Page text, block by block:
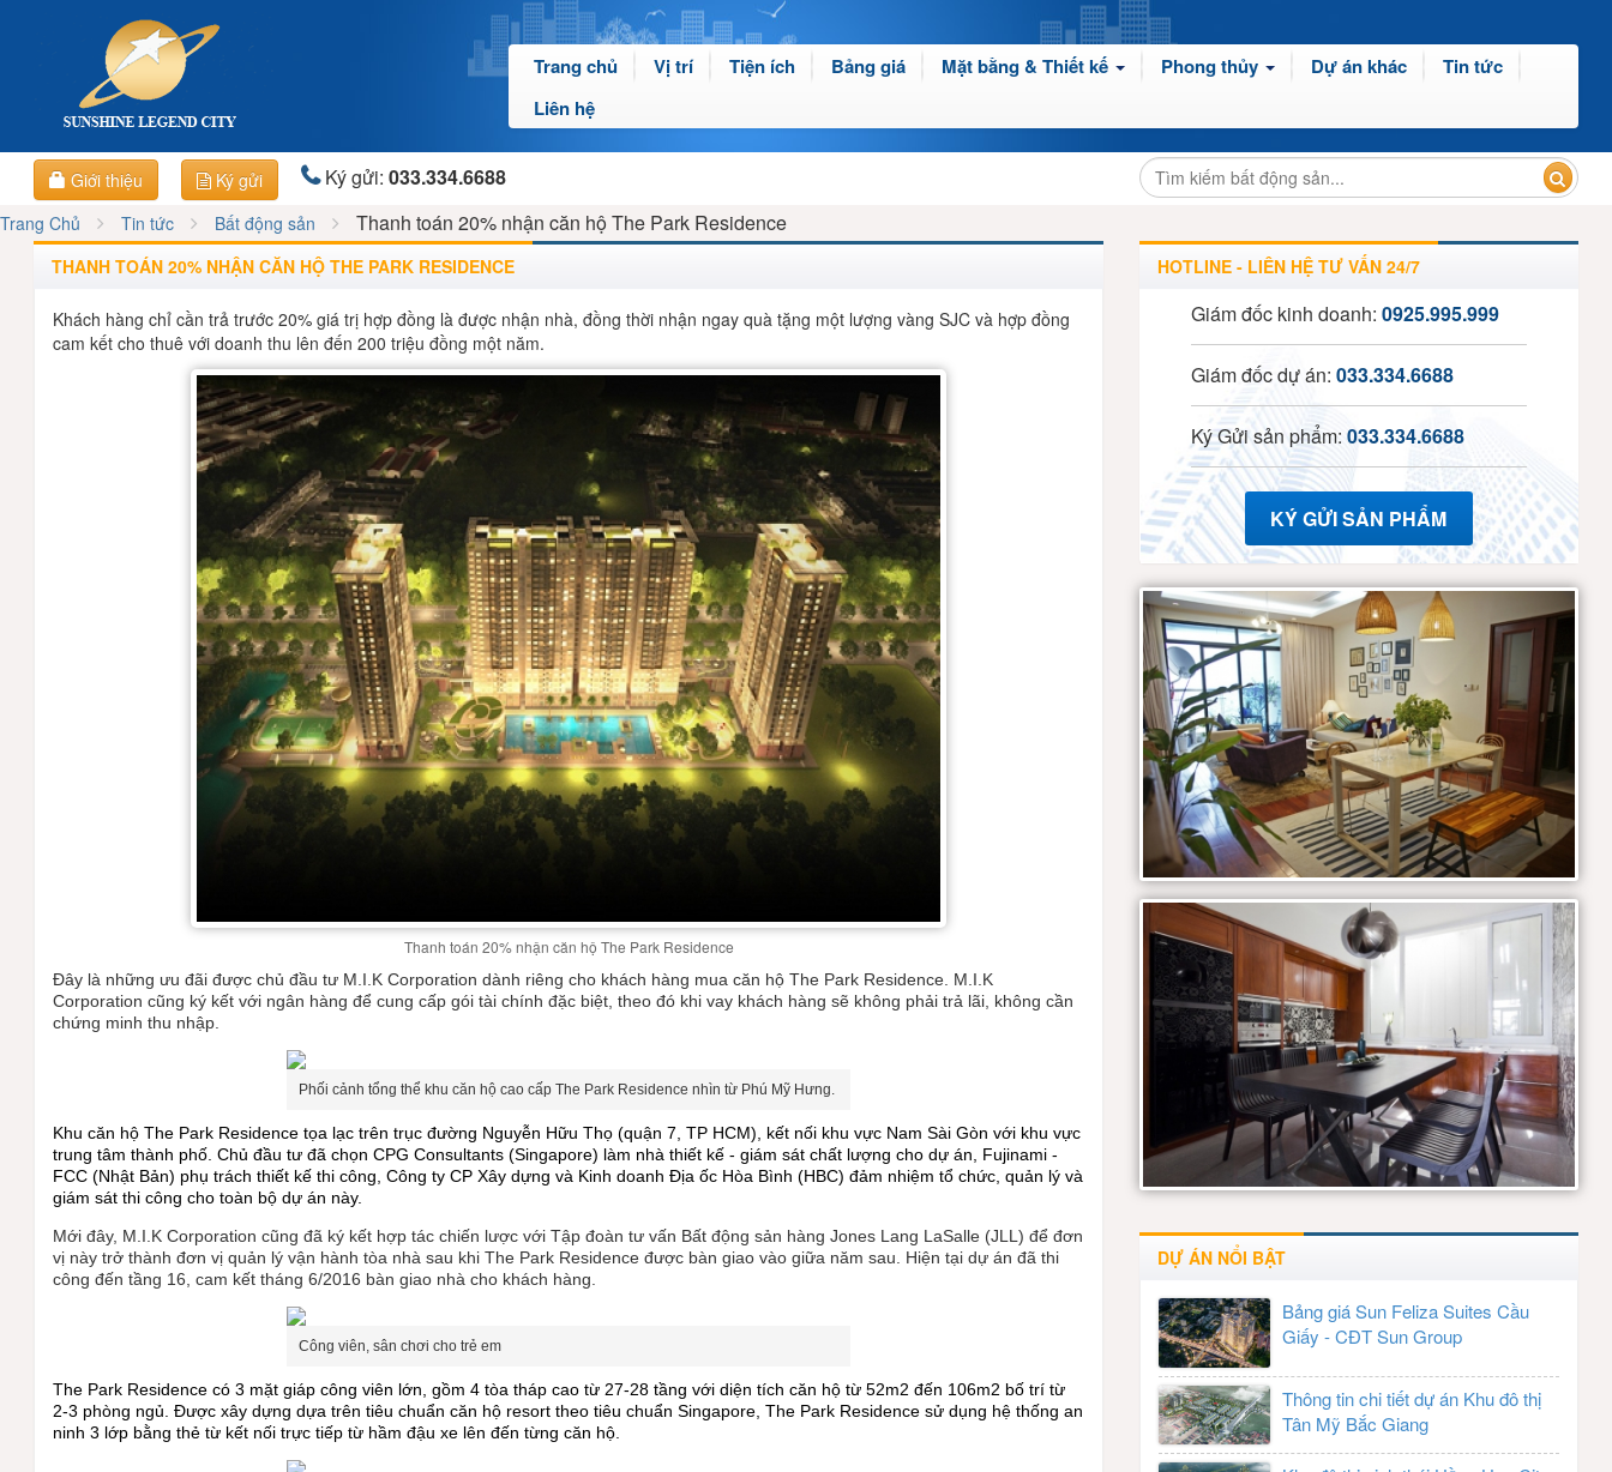
Trang chủ Vị trí Tiện ích Bảng giá Mặt bằng & Thiết kế Phong thủy Dự án khác
Tin tức
Liên hệ
Giới thiệu Ký gửi Ký gửi:033.334.6688
Trang Chủ Tin tức Bất động sản Thanh toán 20% nhận căn hộ The Park Residence
THANH TOÁN 20% NHẬN CĂN HỘ THE PARK RESIDENCE
Khách hàng chỉ cần trả trước 20% giá trị hợp đồng là được nhận nhà, đồng thời nhận ngay quà tặng một lượng vàng SJC và hợp đồng
cam kết cho thuê với doanh thu lên đến 200 triệu đồng một năm.
Thanh toán 20% nhận căn hộ The Park Residence
Đây là những ưu đãi được chủ đầu tư M.I.K Corporation dành riêng cho khách hàng mua căn hộ The Park Residence. M.I.K
Corporation cũng ký kết với ngân hàng để cung cấp gói tài chính đặc biệt, theo đó khi vay khách hàng sẽ không phải trả lãi, không cần
chứng minh thu nhập.
Phối cảnh tổng thể khu căn hộ cao cấp The Park Residence nhìn từ Phú Mỹ Hưng.
Khu căn hộ The Park Residence tọa lạc trên trục đường Nguyễn Hữu Thọ (quận 7, TP HCM), kết nối khu vực Nam Sài Gòn với khu vực
trung tâm thành phố. Chủ đầu tư đã chọn CPG Consultants (Singapore) làm nhà thiết kế - giám sát chất lượng cho dự án, Fujinami -
FCC (Nhật Bản) phụ trách thiết kế thi công, Công ty CP Xây dựng và Kinh doanh Địa ốc Hòa Bình (HBC) đảm nhiệm tổ chức, quản lý và
giám sát thi công cho toàn bộ dự án này.
Mới đây, M.I.K Corporation cũng đã ký kết hợp tác chiến lược với Tập đoàn tư vấn Bất động sản hàng Jones Lang LaSalle (JLL) để đơn
vị này trở thành đơn vị quản lý vận hành tòa nhà sau khi The Park Residence được bàn giao vào giữa năm sau. Hiện tại dự án đã thi
công đến tầng 16, cam kết tháng 6/2016 bàn giao nhà cho khách hàng.
Công viên, sân chơi cho trẻ em
The Park Residence có 3 mặt giáp công viên lớn, gồm 4 tòa tháp cao từ 27-28 tầng với diện tích căn hộ từ 52m2 đến 106m2 bố trí từ
2-3 phòng ngủ.Được xây dựng dựa trên tiêu chuẩn căn hộ resort theo tiêu chuẩn Singapore, The Park Residence sử dụng hệ thống an
ninh 3 lớp bằng thẻ từ kết nối trực tiếp từ hầm đậu xe lên đến từng căn hộ.
HOTLINE - LIÊN HỆ TƯ VẤN 24/7
Giám đốc kinh doanh: 0925.995.999
Giám đốc dự án: 033.334.6688
Ký Gửi sản phẩm: 033.334.6688
KÝ GỬI SẢN PHẨM
DỰ ÁN NỔI BẬT
Bảng giá Sun Feliza Suites Cầu
Giấy - CĐT Sun Group
Thông tin chi tiết dự án Khu đô thị
Tân Mỹ Bắc Giang